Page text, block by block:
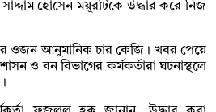
হোসেন ময়ূরটিকে উদ্ধার করে নিজ
ওজন আনুমানিক চার কেজি। খবর পেয়ে
ও বন বিভাগের কর্মকর্তারা ঘটনাস্থলে